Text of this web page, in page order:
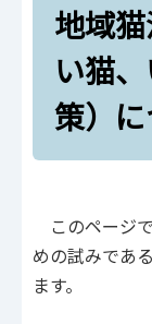
地
猫
地域
い猫
策）
このページ
めの試みであ
ます。